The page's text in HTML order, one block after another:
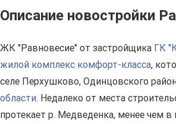
Описание новостройки
ЖК "Равновесие" от застройщика ГК
жилой комплекс комфорт-класса,
селе Перхушково, Одинцовского
области. Недалеко от места
протекает р. Медведенка, менее чем в